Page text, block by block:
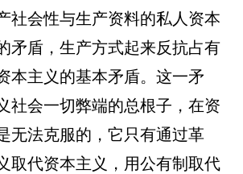
社会性与生产资料的私人资本
矛盾，生产方式起来反抗占有
本主义的基本矛盾。这一矛
社会一切弊端的总根子，在资
无法克服的，它只有通过革
取代资本主义，用公有制取代